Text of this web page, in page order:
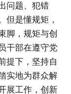
问题、犯错
但是懂规矩，
脚，规矩与创
干部在遵守党
提下，坚持自
实地为群众解
展工作，创新